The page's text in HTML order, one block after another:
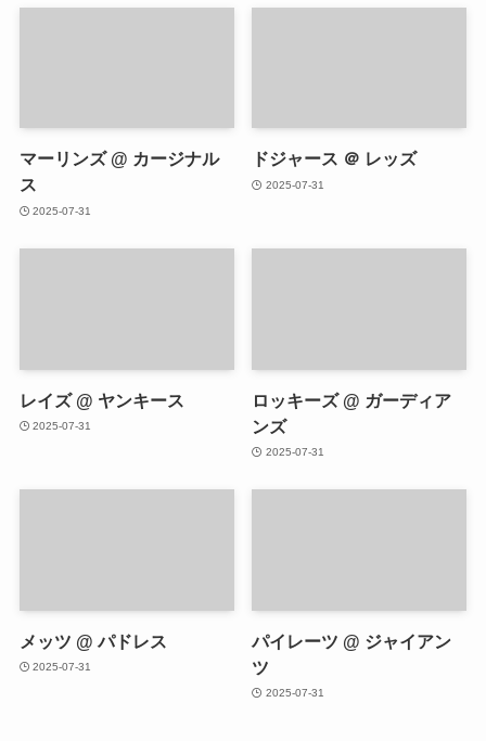
マーリンズ @ カージナル
ス
2025-07-31
ドジャース ＠ レッズ
2025-07-31
レイズ @ ヤンキース
2025-07-31
ロッキーズ @ ガーディア
ンズ
2025-07-31
メッツ @ パドレス
2025-07-31
パイレーツ @ ジャイアン
ツ
2025-07-31